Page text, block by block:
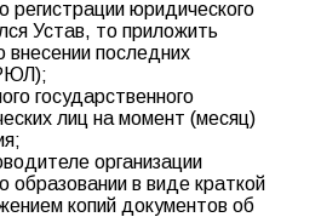
регистрации юридического
Устав, то приложить
внесении последних
государственного
лиц на момент (месяц)
организации
образовании в виде краткой
копий документов об